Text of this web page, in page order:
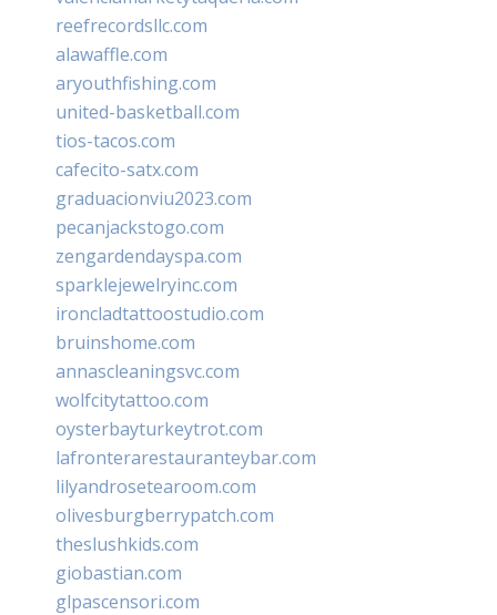
reefrecordsllc.com
alawaffle.com
aryouthfishing.com
united-basketball.com
tios-tacos.com
cafecito-satx.com
graduacionviu2023.com
pecanjackstogo.com
zengardendayspa.com
sparklejewelryinc.com
ironcladtattoostudio.com
bruinshome.com
annascleaningsvc.com
wolfcitytattoo.com
oysterbayturkeytrot.com
lafronterarestauranteybar.com
lilyandrosetearoom.com
olivesburgberrypatch.com
theslushkids.com
giobastian.com
glpascensori.com